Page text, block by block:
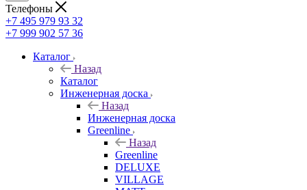
Телефоны
+7 495 979 93 32
+7 999 902 57 36
Каталог
Назад
Каталог
Инженерная доска
Назад
Инженерная доска
Greenline
Назад
Greenline
DELUXE
VILLAGE